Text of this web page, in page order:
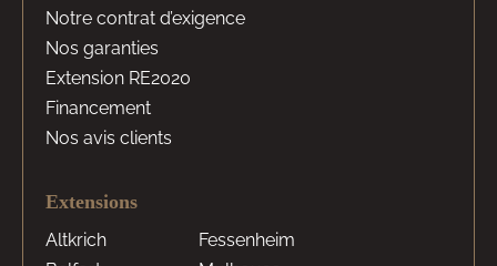
Notre contrat d’exigence
Nos garanties
Extension RE2020
Financement
Nos avis clients
Extensions
Altkrich
Fessenheim